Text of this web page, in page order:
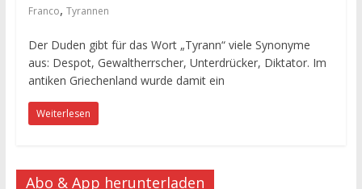
Franco, Tyrannen
Der Duden gibt für das Wort „Tyrann“ viele Synonyme
aus: Despot, Gewaltherrscher, Unterdrücker, Diktator. Im
antiken Griechenland wurde damit ein
Weiterlesen
Abo & App herunterladen